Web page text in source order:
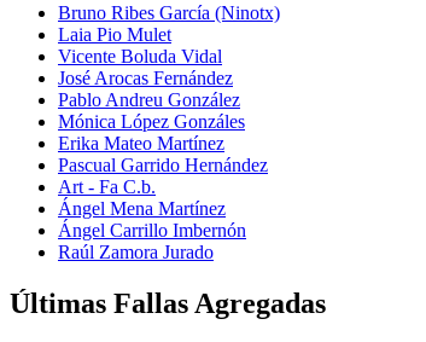
Bruno Ribes García (Ninotx)
Laia Pio Mulet
Vicente Boluda Vidal
José Arocas Fernández
Pablo Andreu González
Mónica López Gonzáles
Erika Mateo Martínez
Pascual Garrido Hernández
Art - Fa C.b.
Ángel Mena Martínez
Ángel Carrillo Imbernón
Raúl Zamora Jurado
Últimas Fallas Agregadas